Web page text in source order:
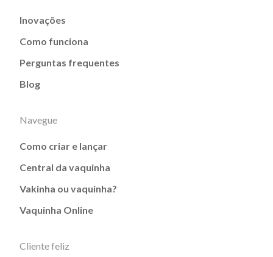
Inovações
Como funciona
Perguntas frequentes
Blog
Navegue
Como criar e lançar
Central da vaquinha
Vakinha ou vaquinha?
Vaquinha Online
Cliente feliz